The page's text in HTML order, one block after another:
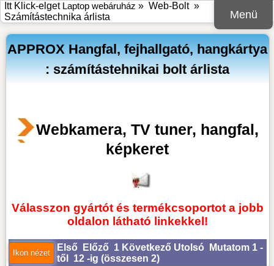
Menü
Itt Klick-elget Laptop webáruház » Web-Bolt»
Számítástechnika árlista
APPROX Hangfal, fejhallgató, hangkártya
: számítástehnikai bolt árlista
Webkamera, TV tuner, hangfal,
képkeret
Válasszon gyártót és termékcsoportot a jobb
oldalon látható linkekkel!
Első Előző 1 Következő Utolsó Mutatom 1 -
től 12 -ig (összesen 2)